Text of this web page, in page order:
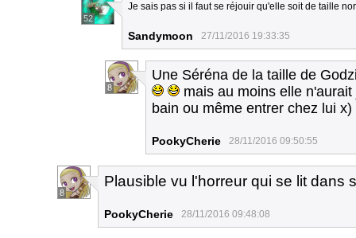
52
Je sais pas si il faut se réjouir qu'elle soit de taille
Sandymoon 27/11/2016 19:33:35
8
Une Séréna de la taille de
mais au moins elle
bain ou même entrer chez lui x)
PookyCherie 28/11/2016 09:50:55
8
Plausible vu l'horreur qui se lit dans
PookyCherie 28/11/2016 09:48:08